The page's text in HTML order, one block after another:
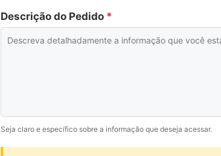
Descrição do Pedido *
Seja claro e específico sobre a informação que deseja acessar.